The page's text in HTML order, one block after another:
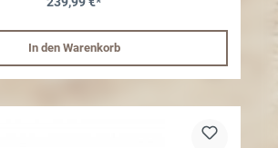
Einfach selbst zu montieren Einfach wieder
passt in die folgenden
2013 -> Jeep Grand Cherokee WK2 2010 - 2013
WK2 2013 -> Marke Travall Farbe
Lebenslange Garantie [nur
Hundegittern und Trenngittern mit einem
In den Warenkorb